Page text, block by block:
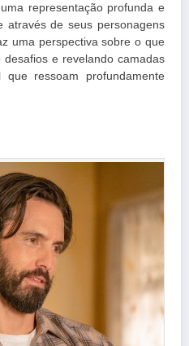
representação profunda e
através de seus personagens
uma perspectiva sobre o que
e revelando camadas
que ressoam profundamente